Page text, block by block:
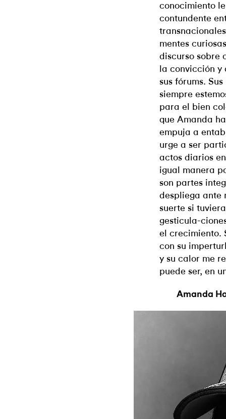
conocimiento
contundente
mentes
discurso sobre
la convicción
sus fórums.
siempre
para el bien
que Amanda
empuja a
urge a ser
actos diarios
igual manera
son partes
despliega ante
suerte si
gesticula-
el crecimiento.
con su
y su calor me
puede ser, en
Amanda